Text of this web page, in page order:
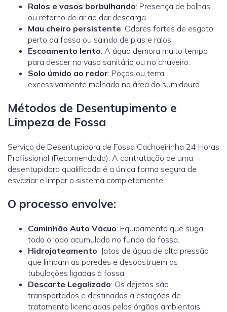
Ralos e vasos borbulhando: Presença de bolhas
ou retorno de ar ao dar descarga.
Mau cheiro persistente: Odores fortes de esgoto
perto da fossa ou saindo de pias e ralos.
Escoamento lento: A água demora muito tempo
para descer no vaso sanitário ou no chuveiro.
Solo úmido ao redor: Poças ou terra
excessivamente molhada na área do sumidouro.
Métodos de Desentupimento e
Limpeza de Fossa
Serviço de Desentupidora de Fossa Cachoeirinha 24 Horas
Profissional (Recomendado). A contratação de uma
desentupidora qualificada é a única forma segura de
esvaziar e limpar o sistema completamente.
O processo envolve:
Caminhão Auto Vácuo: Equipamento que suga
todo o lodo acumulado no fundo da fossa.
Hidrojateamento: Jatos de água de alta pressão
que limpam as paredes e desobstruem as
tubulações ligadas à fossa.
Descarte Legalizado: Os dejetos são
transportados e destinados a estações de
tratamento licenciadas pelos órgãos ambientais.